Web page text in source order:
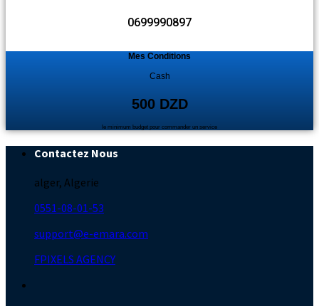
0699990897
Mes Conditions
Cash
500 DZD
le minimum budget pour commander un service
Contactez Nous
alger, Algerie
0551-08-01-53
support@e-emara.com
FPIXELS AGENCY